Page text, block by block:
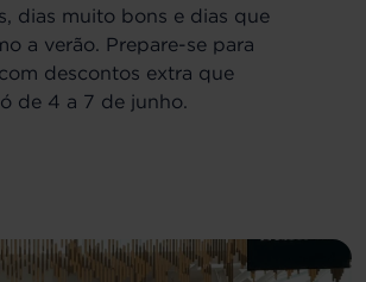
dias muito bons e dias que
a verão. Prepare-se para
descontos extra que
de 4 a 7 de junho.